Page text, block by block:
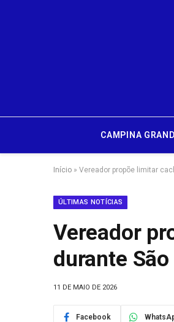
CAMPINA
Início » Vereador propõe limitar
ÚLTIMAS NOTÍCIAS
Vereador
durante
11 DE MAIO DE 2026
Facebook